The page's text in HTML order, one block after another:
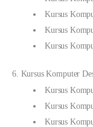
Kursus
Kursus
Kursus
6. Kursus Komputer
Kursus
Kursus
Kursus